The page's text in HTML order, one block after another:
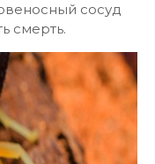
сосуд
смерть.